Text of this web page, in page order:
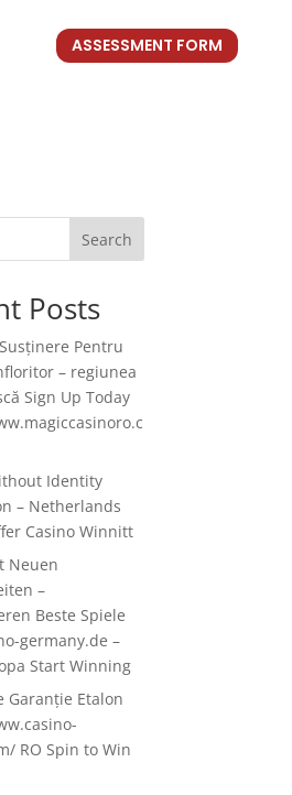
ASSESSMENT FORM
Search
Posts
Pentru
– regiunea
Sign Up Today
Identity
– Netherlands
Casino Winnitt
Neuen
–
Beste Spiele
germany.de –
Start Winning
Garanție Etalon
RO Spin to Win